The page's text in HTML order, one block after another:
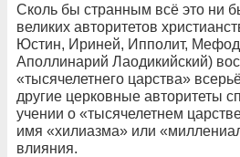
Сколь бы странным всё это ни
великих авторитетов
Юстин, Ириней, Ипполит,
Аполлинарий Лаодикийский)
«тысячелетнего царства»
другие церковные авторитеты
учении о «тысячелетнем
имя «хилиазма» или
влияния.